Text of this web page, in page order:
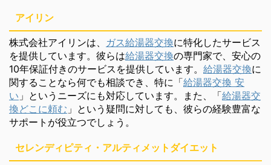
アイリン
株式会社アイリンは、 ガス給湯器交換に特化したサービス
を提供しています。彼らは給湯器交換の専門家で、安心の
10年保証付きのサービスを提供しています。 給湯器交換に
関することなら何でも相談でき、特に「給湯器交換 安
い 」というニーズにも対応しています。また、「給湯器交
換どこに頼む 」という疑問に対しても、彼らの経験豊富な
サポートが役立つでしょう。
セレンディピティ・アルティメットダイエット